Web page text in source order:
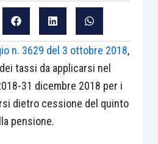
n. 3629 del 3 ottobre 2018,
tassi da applicarsi nel
31 dicembre 2018 per i
dietro cessione del quinto
pensione.